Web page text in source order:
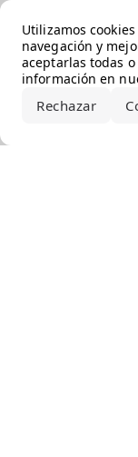
Utilizamos
navegación y
aceptarlas todas
información en
Rechazar
Error